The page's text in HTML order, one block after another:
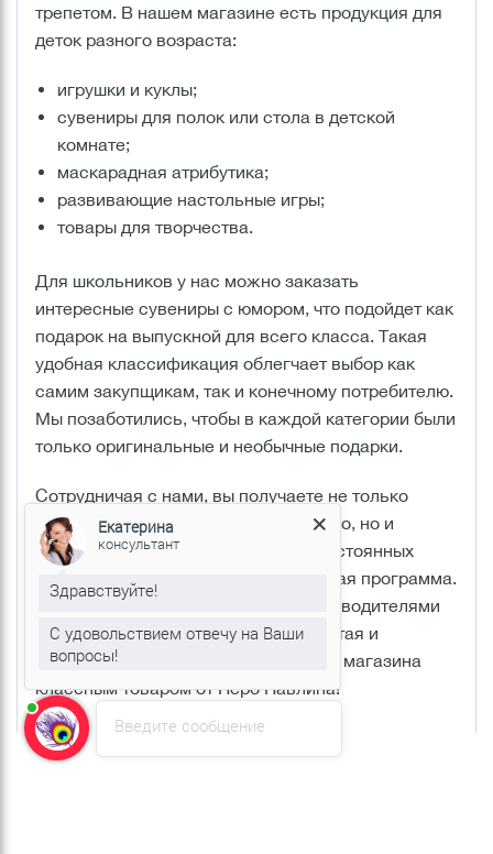
трепетом. В нашем магазине есть продукция для
деток разного возраста:
игрушки и куклы;
сувениры для полок или стола в детской
комнате;
маскарадная атрибутика;
развивающие настольные игры;
товары для творчества.
Для школьников у нас можно заказать
интересные сувениры с юмором, что подойдет как
подарок на выпускной для всего класса. Такая
удобная классификация облегчает выбор как
самим закупщикам, так и конечному потребителю.
Мы позаботились, чтобы в каждой категории были
только оригинальные и необычные подарки.
Сотрудничая с нами, вы получаете не только
доступную цену и достойное качество, но и
выгодные условия доставки. Для постоянных
клиентов предусмотрена специальная программа.
Мы работаем с проверенными производителями
из нашей страны, а также Индии, Китая и
Индонезии. Пополните полки своего магазина
классным товаром от Перо Павлина!
Введите сообщение
Екатерина
консультант
Здравствуйте!
С удовольствием отвечу на Ваши
вопросы!